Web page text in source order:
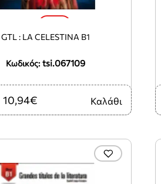
Κωδικός: tsi.067109
GTL : LA CELESTINA B1
10,94€ Καλάθι